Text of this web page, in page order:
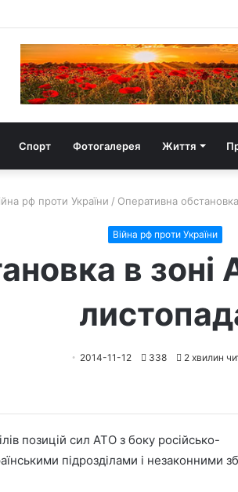
Спорт Фотогалерея Життя
рф проти України / Оперативна
Війна рф проти України
в
2014-11-12 338 2 хвилин
позицій сил АТО з боку російсько-
підрозділами і незаконними